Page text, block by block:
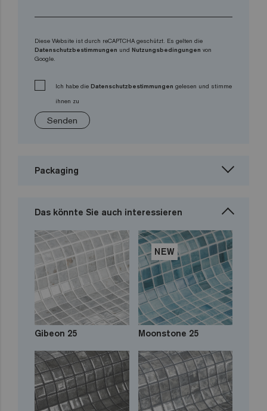
Diese Website ist durch reCAPTCHA geschützt. Es gelten die
Datenschutzbestimmungen und Nutzungsbedingungen von
Google.
Ich habe die Datenschutzbestimmungen gelesen und stimme
ihnen zu
Senden
Packaging
Das könnte Sie auch interessieren
Gibeon 25
NEW
Moonstone 25